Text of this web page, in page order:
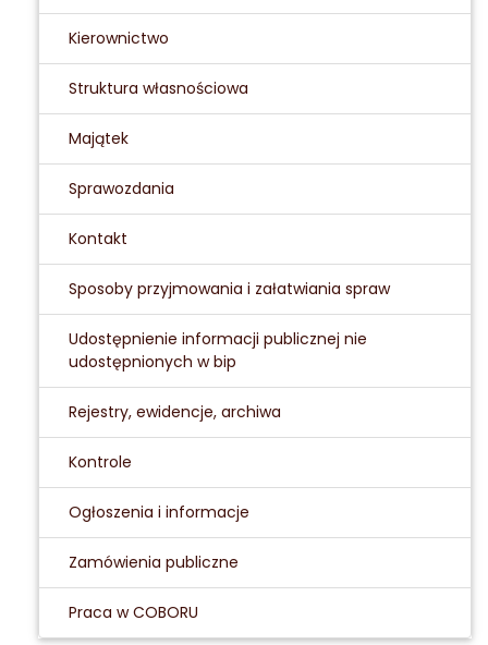
Kierownictwo
Struktura własnościowa
Majątek
Sprawozdania
Kontakt
Sposoby przyjmowania i załatwiania spraw
Udostępnienie informacji publicznej nie
udostępnionych w bip
Rejestry, ewidencje, archiwa
Kontrole
Ogłoszenia i informacje
Zamówienia publiczne
Praca w COBORU